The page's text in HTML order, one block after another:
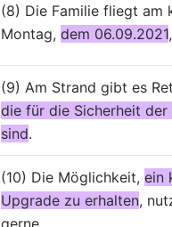
(8) Die Familie fliegt am
Montag, dem 06.09.2021
(9) Am Strand gibt es
die für die Sicherheit der
sind.
(10) Die Möglichkeit, ein
Upgrade zu erhalten,
gerne.